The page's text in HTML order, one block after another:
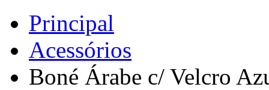
Principal
Acessórios
Boné Árabe c/ Velcro